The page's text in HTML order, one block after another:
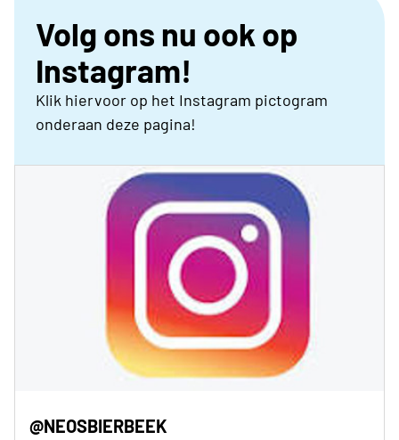
Volg ons nu ook op
Instagram!
Klik hiervoor op het Instagram pictogram
onderaan deze pagina!
@NEOSBIERBEEK